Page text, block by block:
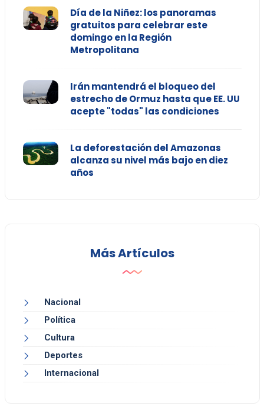
Día de la Niñez: los panoramas
gratuitos para celebrar este
domingo en la Región
Metropolitana
Irán mantendrá el bloqueo del
estrecho de Ormuz hasta que EE. UU
acepte "todas" las condiciones
La deforestación del Amazonas
alcanza su nivel más bajo en diez
años
Más Artículos
Nacional
Política
Cultura
Deportes
Internacional